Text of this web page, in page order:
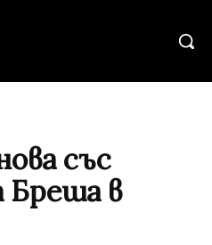
със
Бреша в